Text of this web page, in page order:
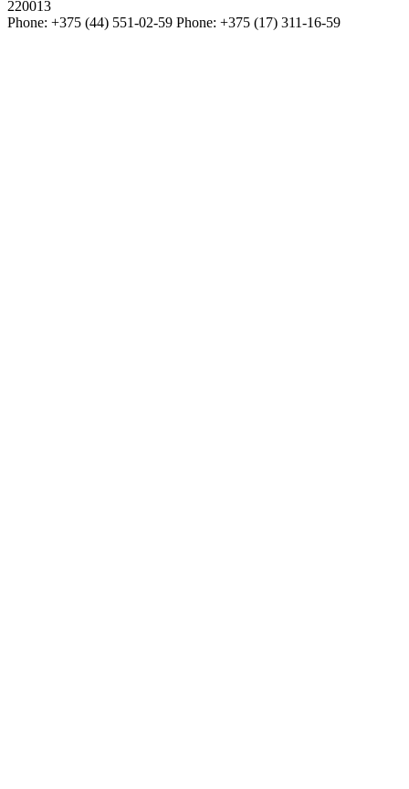
220013
Phone: +375 (44) 551-02-59 Phone: +375 (17) 311-16-59